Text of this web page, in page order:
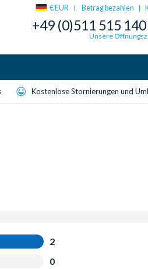
€ EUR Betrag bezahlen |
+49 (0)511 515
Unsere
Kostenlose Stornierungen und
2
0